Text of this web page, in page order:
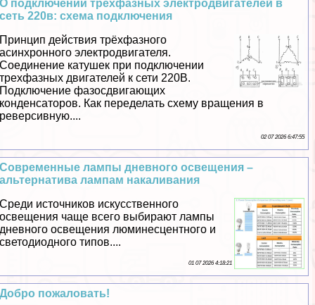
О подключении трехфазных электродвигателей в
сеть 220в: схема подключения
Принцип действия трёхфазного
асинхронного электродвигателя.
Соединение катушек при подключении
трехфазных двигателей к сети 220В.
Подключение фазосдвигающих
конденсаторов. Как переделать схему вращения в
реверсивную....
02 07 2026 6:47:55
Современные лампы дневного освещения –
альтернатива лампам накаливания
Среди источников искусственного
освещения чаще всего выбирают лампы
дневного освещения люминесцентного и
светодиодного типов....
01 07 2026 4:18:21
Добро пожаловать!